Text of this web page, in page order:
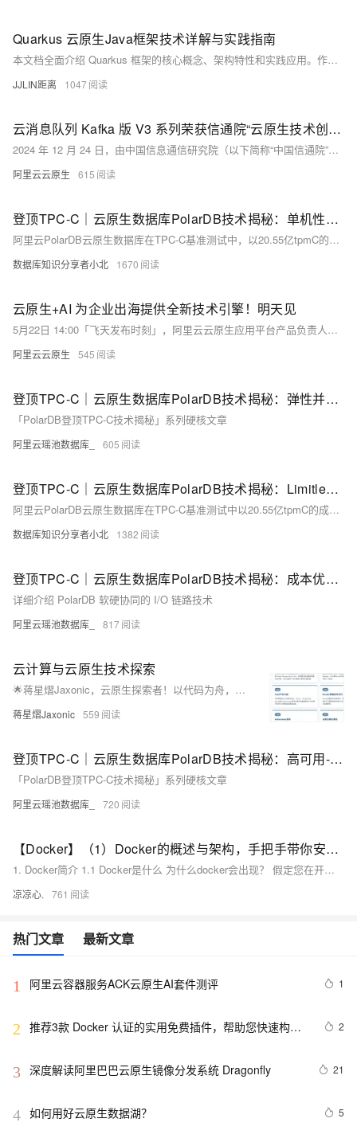
Quarkus 云原生Java框架技术详解与实践指南
本文档全面介绍 Quarkus 框架的核心概念、架构特性和实践应用。作为新一代的云原生 Java 框架，Quarkus 旨在为 OpenJDK HotSpot 和 GraalVM 量身定制，显著提升 Java 在容器化环境中的运行效率。本文将深入探讨其响应式编程模型、原生编译能力、扩展机制以及与微服务架构的深度集成，帮助开发者构建高效、轻量的云原生应用。
JJLIN距离 1047
云消息队列 Kafka 版 V3 系列荣获信通院“云原生技术创新标杆案例”
2024 年 12 月 24 日，由中国信息通信研究院（以下简称“中国信通院”）主办的“2025 中国信通院深度观察报告会：算力互联网分论坛”，在北京隆重召开。本次论坛以“算力互联网 新质生产力”为主题，全面展示中国信通院在算力互联网产业领域的研究、实践与业界共识，与产业先行者共同探索算力互联网产业未来发展的方向。会议公布了“2024 年度云原生与应用现代化标杆案例”评选结果，“云消息队列 Kafka 版 V3 系列”荣获“云原生技术创新标杆案例”。
阿里云云原生 615
登顶TPC-C｜云原生数据库PolarDB技术揭秘：单机性能优化篇
阿里云PolarDB云原生数据库在TPC-C基准测试中，以20.55亿tpmC的成绩打破性能与性价比世界纪录。此外，国产轻量版PolarDB已上线，提供更具性价比的选择。
数据库知识分享者小北 1670
云原生+AI 为企业出海提供全新技术引擎！明天见
5月22日 14:00「飞天发布时刻」，阿里云云原生应用平台产品负责人李国强将重磅揭晓面向 AI 场景的云原生产品体系升级，通过弹性智能的全球一体化架构、开箱即用的云原生 AI 工程化能力，为中国企业出海提供全新技术引擎。
阿里云云原生 545
登顶TPC-C｜云原生数据库PolarDB技术揭秘：弹性并行查询（ePQ）篇
「PolarDB登顶TPC-C技术揭秘」系列硬核文章
阿里云瑶池数据库_ 605
登顶TPC-C｜云原生数据库PolarDB技术揭秘：Limitless集群和分布式扩展篇
阿里云PolarDB云原生数据库在TPC-C基准测试中以20.55亿tpmC的成绩刷新世界纪录，展现卓越性能与性价比。其轻量版满足国产化需求，兼具高性能与低成本，适用于多种场景，推动数据库技术革新与发展。
数据库知识分享者小北 1382
登顶TPC-C｜云原生数据库PolarDB技术揭秘：成本优化-软硬协同篇
详细介绍 PolarDB 软硬协同的 I/O 链路技术
阿里云瑶池数据库_ 817
云计算与云原生技术探索
🌟蒋星熠Jaxonic，云原生探索者！以代码为舟，遨游技术星河。专注容器化、微服务、K8s与DevOps，践行GitOps理念，拥抱多云未来。用架构编织星辰，让创新照亮极客征途！
蒋星熠Jaxonic 559
登顶TPC-C｜云原生数据库PolarDB技术揭秘：高可用-无感切换篇
「PolarDB登顶TPC-C技术揭秘」系列硬核文章
阿里云瑶池数据库_ 720
【Docker】（1）Docker的概述与架构，手把手带你安装Docker，云原生路上不可缺少的一门技术！
1. Docker简介 1.1 Docker是什么 为什么docker会出现？ 假定您在开发一款平台项目，您的开发环境具有特定的配置。其他开发人员身处的环境配置也各有不同。 您正在开发的应用依赖于您当前的配置且还要依赖于某些配置文件。 您的企业还拥有标准化的测试和生产环境，且具有自身的配置和一系列支持文件。 **要求：**希望尽可能多在本地模拟这些环境而不产生重新创建服务器环境的开销 问题： 要如何确保应用能够在这些环境中运行和通过质量检测？ 在部署过程中不出现令人头疼的版本、配置问题 无需重新编写代码和进行故障修复
凉凉心. 761
热门文章 最新文章
1 阿里云容器服务ACK云原生AI套件测评 1
2 推荐3款 Docker 认证的实用免费插件，帮助您快速构建
2
3 深度解读阿里巴巴云原生镜像分发系统 Dragonfly 21
4 如何用好云原生数据湖？ 5